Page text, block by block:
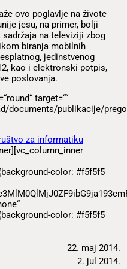
ovo poglavlje na živote
jesu, na primer, bolji
na televiziji zbog
biranja mobilnih
jedinstvenog
kao i elektronski potpis,
poslovanja.
target=““
documents/publikacije/
za informatiku
color: #f5f5f5
color: #f5f5f5
22. maj 2014.
2. jul 2014.